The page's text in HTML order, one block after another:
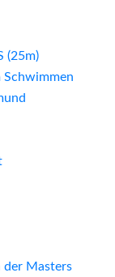
(25m)
der Masters